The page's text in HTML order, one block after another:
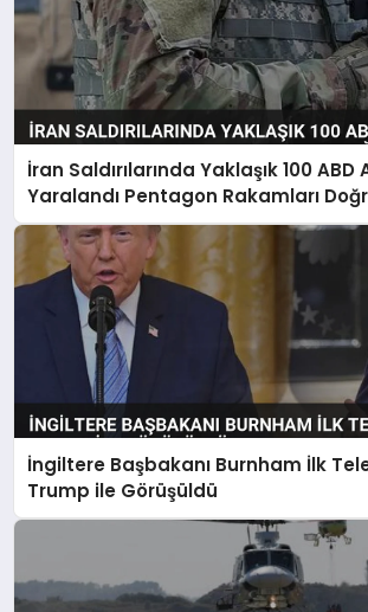
İran Saldırılarında Yaklaşık 100 ABD
Yaralandı Pentagon Rakamları
İngiltere Başbakanı Burnham İlk
Trump ile Görüşüldü